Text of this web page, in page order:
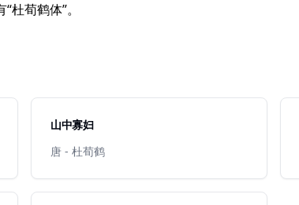
荀鹤体”。
山中寡妇
唐 - 杜荀鹤